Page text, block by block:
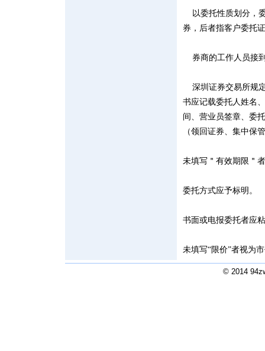
以委托性质划分，
券，后者指客户委托
券商的工作人员接
深圳证券交易所规
书应记载委托人姓名
间、营业员签章、委
（领回证券、集中保
未填写＂有效期限＂
委托方式应予标明。
书面或电报委托者应
未填写“限价”者视为
© 2014